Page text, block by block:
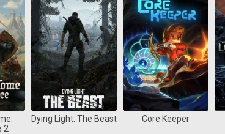
2
Dying Light: The Beast Core Keeper